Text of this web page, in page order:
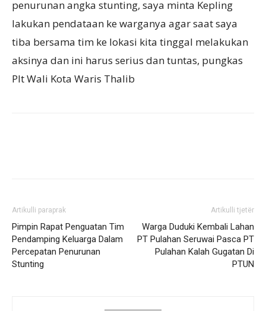
penurunan angka stunting, saya minta Kepling
lakukan pendataan ke warganya agar saat saya
tiba bersama tim ke lokasi kita tinggal melakukan
aksinya dan ini harus serius dan tuntas, pungkas
Plt Wali Kota Waris Thalib
Artikulli paraprak
Pimpin Rapat Penguatan Tim
Pendamping Keluarga Dalam
Percepatan Penurunan
Stunting
Artikulli tjetër
Warga Duduki Kembali Lahan
PT Pulahan Seruwai Pasca PT
Pulahan Kalah Gugatan Di
PTUN